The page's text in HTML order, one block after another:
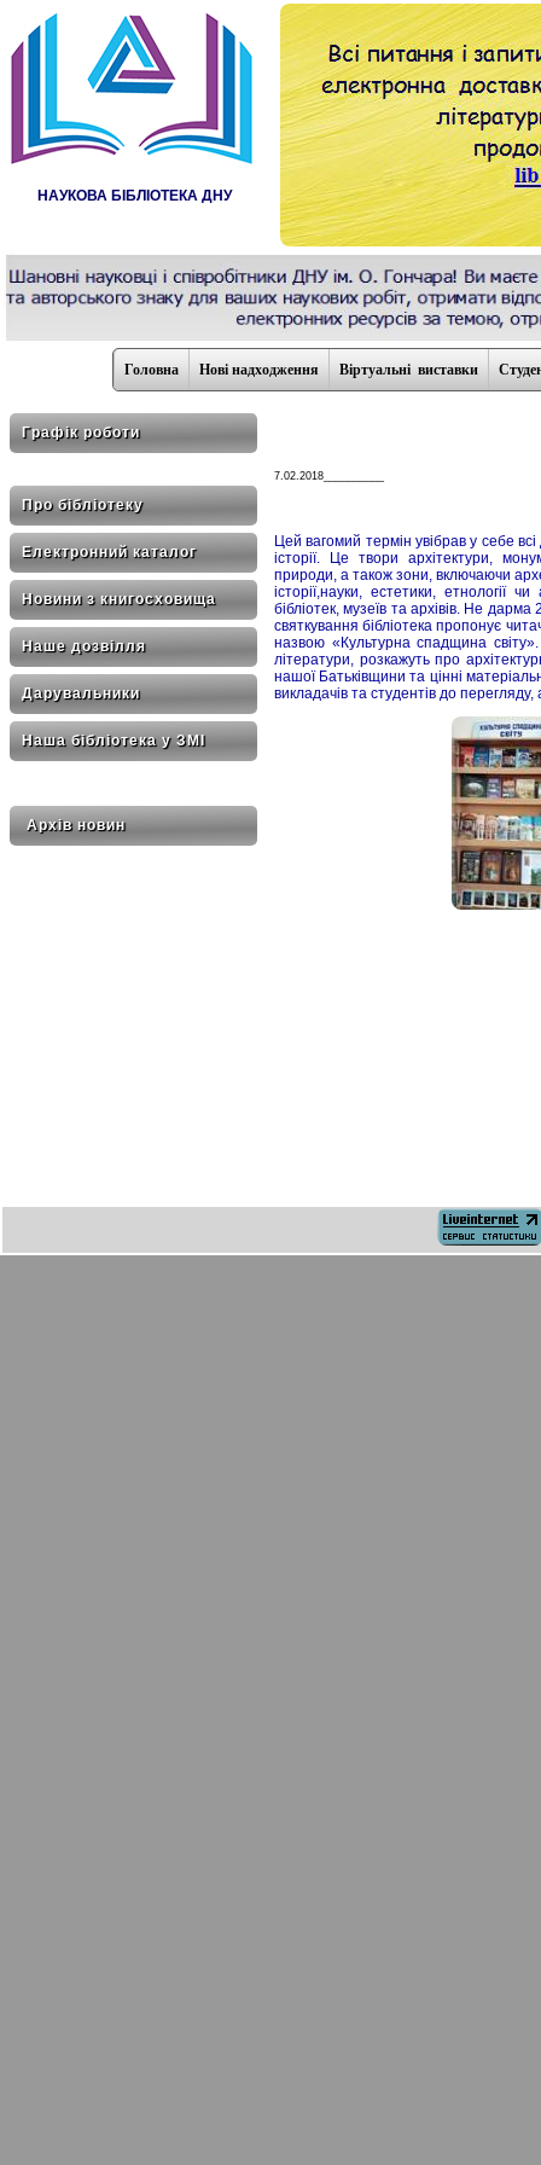
НАУКОВА БІБЛІОТЕКА ДНУ
Головна Нові надходження Віртуальні виставки
Графік роботи
Про бібліотеку
Електронний каталог
Новини з книгосховища
Наше дозвілля
Дарувальники
Наша бібліотека у ЗМІ
Архів новин
7.02.2018__________
Цей вагомий термін увібрав у себе
історії. Це твори архітектури,
природи, а також зони, включаючи
історії,науки, естетики, етнології
бібліотек, музеїв та архівів. Не
святкування бібліотека пропонує
назвою «Культурна спадщина
літератури, розкажуть про
нашої Батьківщини та цінні
викладачів та студентів до